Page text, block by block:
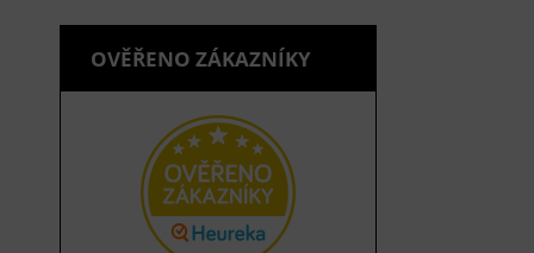
OVĚŘENO ZÁKAZNÍKY